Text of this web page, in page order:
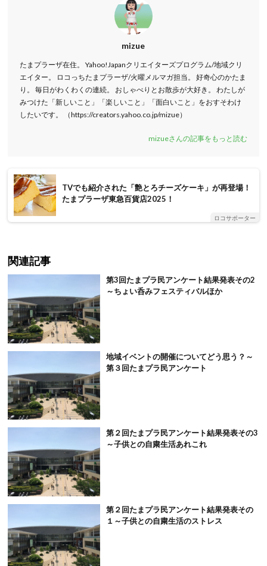
mizue
たまプラーザ在住。 Yahoo!Japanクリエイターズプログラム/地域クリ
エイター。 ロコっちたまプラーザ/火曜メルマガ担当。 好奇心のかたま
り。 毎日がわくわくの連続。 おしゃべりとお散歩が大好き。 わたしが
みつけた「新しいこと」「楽しいこと」「面白いこと」をおすそわけ
したいです。 （https://creators.yahoo.co.jp/mizue）
mizueさんの記事をもっと読む
TVでも紹介された「艶とろチーズケーキ」が再登場！
たまプラーザ東急百貨店2025！
ロコサポーター
関連記事
第3回たまプラ民アンケート結果発表その2
～ちょい呑みフェスティバルほか
地域イベントの開催についてどう思う？～
第３回たまプラ民アンケート
第２回たまプラ民アンケート結果発表その3
～子供との自粛生活あれこれ
第２回たまプラ民アンケート結果発表その
１～子供との自粛生活のストレス